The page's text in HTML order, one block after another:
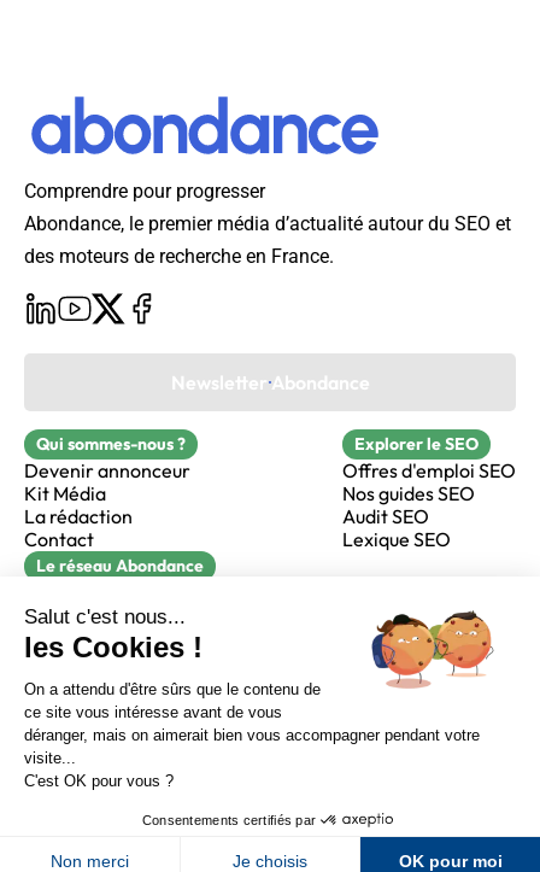
Sur LinkedIn Sur Youtube
Sur X Sur Facebook
Newsletter Abondance
Comprendre pour progresser
Abondance, le premier média d’actualité autour du SEO et
des moteurs de recherche en France.
Newsletter Abondance
Qui sommes-nous ?
Devenir annonceur
Kit Média
La rédaction
Contact
Explorer le SEO
Offres d'emploi SEO
Nos guides SEO
Audit SEO
Lexique SEO
Le réseau Abondance
Réacteur
alfie formation
CGV
Confidentialité